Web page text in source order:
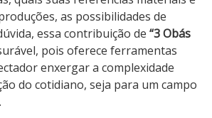
as possibilidades de
essa contribuição de “3 Obás
pois oferece ferramentas
enxergar a complexidade
do cotidiano, seja para um campo